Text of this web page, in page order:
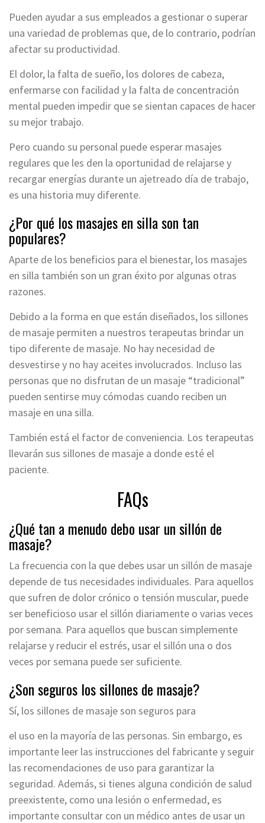
Pueden ayudar a sus empleados a gestionar o superar
una variedad de problemas que, de lo contrario, podrían
afectar su productividad.
El dolor, la falta de sueño, los dolores de cabeza,
enfermarse con facilidad y la falta de concentración
mental pueden impedir que se sientan capaces de hacer
su mejor trabajo.
Pero cuando su personal puede esperar masajes
regulares que les den la oportunidad de relajarse y
recargar energías durante un ajetreado día de trabajo,
es una historia muy diferente.
¿Por qué los masajes en silla son tan
populares?
Aparte de los beneficios para el bienestar, los masajes
en silla también son un gran éxito por algunas otras
razones.
Debido a la forma en que están diseñados, los sillones
de masaje permiten a nuestros terapeutas brindar un
tipo diferente de masaje. No hay necesidad de
desvestirse y no hay aceites involucrados. Incluso las
personas que no disfrutan de un masaje “tradicional”
pueden sentirse muy cómodas cuando reciben un
masaje en una silla.
También está el factor de conveniencia. Los terapeutas
llevarán sus sillones de masaje a donde esté el
paciente.
FAQs
¿Qué tan a menudo debo usar un sillón de
masaje?
La frecuencia con la que debes usar un sillón de masaje
depende de tus necesidades individuales. Para aquellos
que sufren de dolor crónico o tensión muscular, puede
ser beneficioso usar el sillón diariamente o varias veces
por semana. Para aquellos que buscan simplemente
relajarse y reducir el estrés, usar el sillón una o dos
veces por semana puede ser suficiente.
¿Son seguros los sillones de masaje?
Sí, los sillones de masaje son seguros para
el uso en la mayoría de las personas. Sin embargo, es
importante leer las instrucciones del fabricante y seguir
las recomendaciones de uso para garantizar la
seguridad. Además, si tienes alguna condición de salud
preexistente, como una lesión o enfermedad, es
importante consultar con un médico antes de usar un